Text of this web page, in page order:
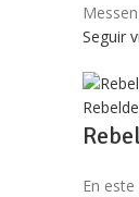
Seguir
En